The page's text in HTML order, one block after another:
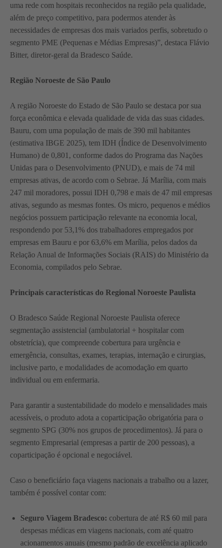
uma rede com hospitais reconhecidos na região pela qualidade,
além de preço competitivo, para podermos atender às
necessidades de empresas dos mais variados perfis, sobretudo o
segmento PME (Pequenas e Médias Empresas)”, destaca Flávio
Bitter, diretor-geral da Bradesco Saúde.
Região Noroeste de São Paulo
A região Noroeste do Estado de São Paulo se destaca por sua
força econômica e elevada qualidade de vida das suas cidades.
Bauru, com uma população de mais de 390 mil habitantes
(estimativa IBGE 2025), tem IDH (Índice de Desenvolvimento
Humano) de 0,801, conforme dados do Programa das Nações
Unidas para o Desenvolvimento (PNUD), e mais de 74 mil
empresas ativas, de acordo com o Sebrae. Já Marília, com mais
247 mil moradores, possui IDH 0,798 e mais de 47 mil empresas
ativas, segundo as mesmas fontes. Os micro, pequenos e médios
negócios possuem participação relevante na economia local,
respondendo por 53,1% dos trabalhadores empregados por
empresas em Bauru e por 63,6% em Marília, pelos dados da
Relação Anual de Informações Sociais (RAIS) do Ministério da
Economia, compilados pelo Sebrae.
Principais características do Regional Noroeste Paulista
O Bradesco Saúde Regional Noroeste Paulista oferece
segmentação assistencial (ambulatorial + hospitalar com
obstetrícia), que compreende cobertura para urgência e
emergência, consultas, exames, terapias, internação e cirurgias,
inclusive parto, e modalidades de acomodação em quarto
individual ou em enfermaria.
Para garantir a sustentabilidade do modelo e mensalidades mais
acessíveis, o produto adota a coparticipação obrigatória para o
segmento SPG (30% nos grupos de procedimentos). Já para o
segmento Empresarial (empresas a partir de 200 pessoas), a
coparticipação é opcional e negociável.
Caso o beneficiário faça viagens nacionais a trabalho ou a lazer,
também é possível contar com:
Seguro Viagem Bradesco: cobertura de até R$ 60 mil para
despesas médicas em viagens nacionais, com até quatro
acionamentos anuais (mesmo padrão de excelência aplicado